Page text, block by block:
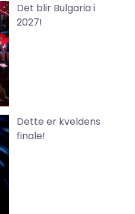
Det blir Bulgaria i
2027!
Dette er kveldens
finale!